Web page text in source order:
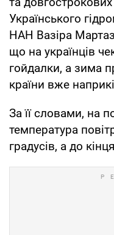
Українського
НАН Вазіра
що на українців
гойдалки, а зима
країни вже
За її словами, на
температура
градусів, а до